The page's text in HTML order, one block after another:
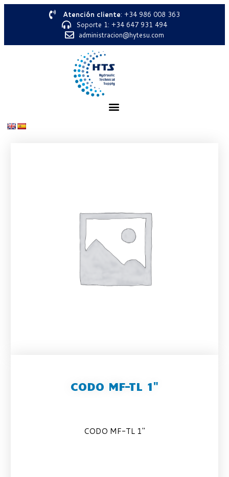
Atención cliente: +34 986 008 363
Soporte 1: +34 647 931 494
administracion@hytesu.com
CODO MF-TL 1"
CODO MF-TL 1″